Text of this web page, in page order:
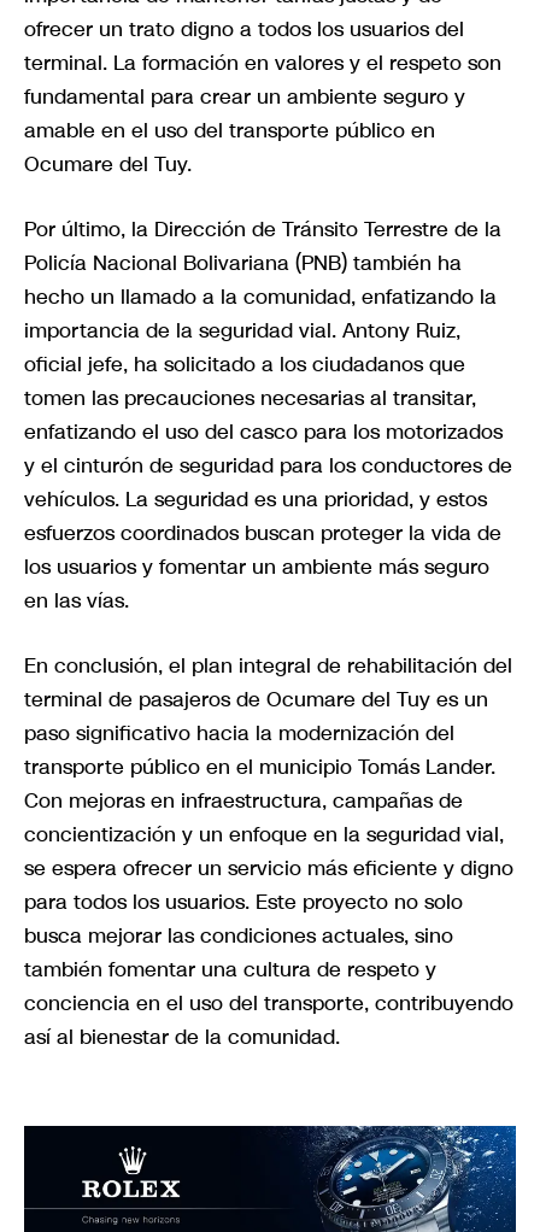
ofrecer un trato digno a todos los usuarios del
terminal. La formación en valores y el respeto son
fundamental para crear un ambiente seguro y
amable en el uso del transporte público en
Ocumare del Tuy.
Por último, la Dirección de Tránsito Terrestre de la
Policía Nacional Bolivariana (PNB) también ha
hecho un llamado a la comunidad, enfatizando la
importancia de la seguridad vial. Antony Ruiz,
oficial jefe, ha solicitado a los ciudadanos que
tomen las precauciones necesarias al transitar,
enfatizando el uso del casco para los motorizados
y el cinturón de seguridad para los conductores de
vehículos. La seguridad es una prioridad, y estos
esfuerzos coordinados buscan proteger la vida de
los usuarios y fomentar un ambiente más seguro
en las vías.
En conclusión, el plan integral de rehabilitación del
terminal de pasajeros de Ocumare del Tuy es un
paso significativo hacia la modernización del
transporte público en el municipio Tomás Lander.
Con mejoras en infraestructura, campañas de
concientización y un enfoque en la seguridad vial,
se espera ofrecer un servicio más eficiente y digno
para todos los usuarios. Este proyecto no solo
busca mejorar las condiciones actuales, sino
también fomentar una cultura de respeto y
conciencia en el uso del transporte, contribuyendo
así al bienestar de la comunidad.